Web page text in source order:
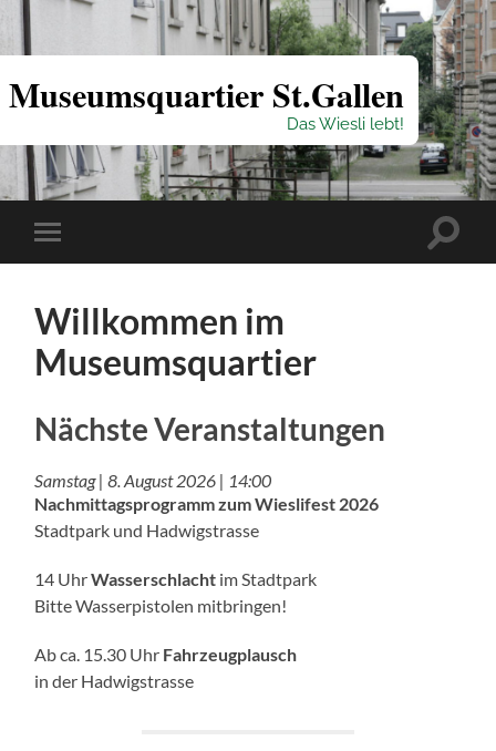
Museumsquartier St.Gallen
Das Wiesli lebt!
Mobile-
Menü
Willkommen im
Museumsquartier
Nächste Veranstaltungen
Samstag | 8. August 2026 | 14:00
Nachmittagsprogramm zum Wieslifest 2026
Stadtpark und Hadwigstrasse
14 UhrWasserschlacht im Stadtpark
Bitte Wasserpistolen mitbringen!
Ab ca. 15.30 Uhr Fahrzeugplausch
in der Hadwigstrasse